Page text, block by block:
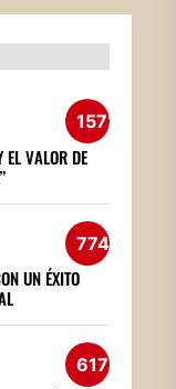
1572
EL VALOR DE
774
UN ÉXITO
617